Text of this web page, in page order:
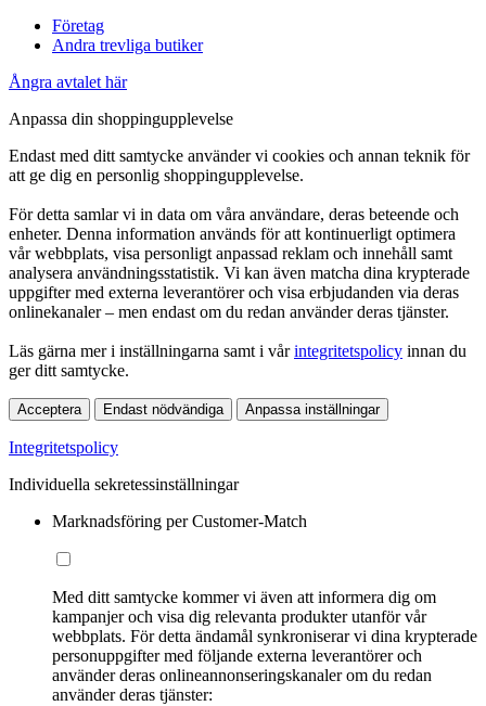
Företag
Andra trevliga butiker
Ångra avtalet här
Anpassa din shoppingupplevelse
Endast med ditt samtycke använder vi cookies och annan teknik för
att ge dig en personlig shoppingupplevelse.
För detta samlar vi in data om våra användare, deras beteende och
enheter. Denna information används för att kontinuerligt optimera
vår webbplats, visa personligt anpassad reklam och innehåll samt
analysera användningsstatistik. Vi kan även matcha dina krypterade
uppgifter med externa leverantörer och visa erbjudanden via deras
onlinekanaler – men endast om du redan använder deras tjänster.
Läs gärna mer i inställningarna samt i vårintegritetspolicy innan du
ger ditt samtycke.
Acceptera Endast nödvändiga Anpassa inställningar
Integritetspolicy
Individuella sekretessinställningar
Marknadsföring per Customer-Match
Med ditt samtycke kommer vi även att informera dig om
kampanjer och visa dig relevanta produkter utanför vår
webbplats. För detta ändamål synkroniserar vi dina krypterade
personuppgifter med följande externa leverantörer och
använder deras onlineannonseringskanaler om du redan
använder deras tjänster: